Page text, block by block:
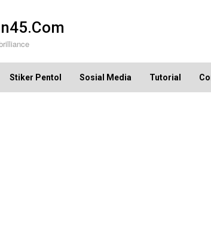
Stiker Pentol Sosial Media Tutorial